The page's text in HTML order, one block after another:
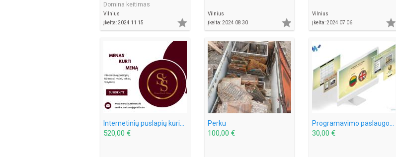
Domina keitimas
Vilnius
Įkelta: 2024 11 15

Vilnius
Įkelta: 2024 08 30

Vilnius
Įkelta: 2024 07 06

520,00 €
Perku
100,00 € 30,00 €